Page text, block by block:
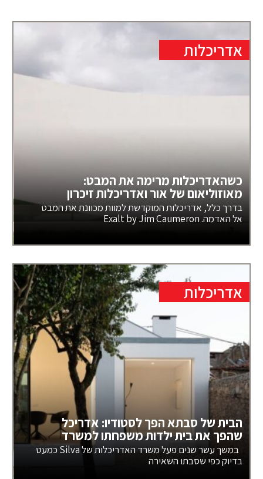
אדריכלות
כשהאדריכלות מרימה את המבט:
מאוזוליאום של אור ואדריכלות זיכרון
בדרך כלל, אדריכלות המוקדשת למוות מכוונת את המבט
אל האדמה. Exalt by Jim Caumeron
אדריכלות
הבית של סבתא הפך לסטודיו: אדריכל
שהפך את בית ילדות משפחתו למשרד
במשך עשר שנים פעל משרד האדריכלות של Silva כמעט
בדיוק כפי שסבתו השאירה